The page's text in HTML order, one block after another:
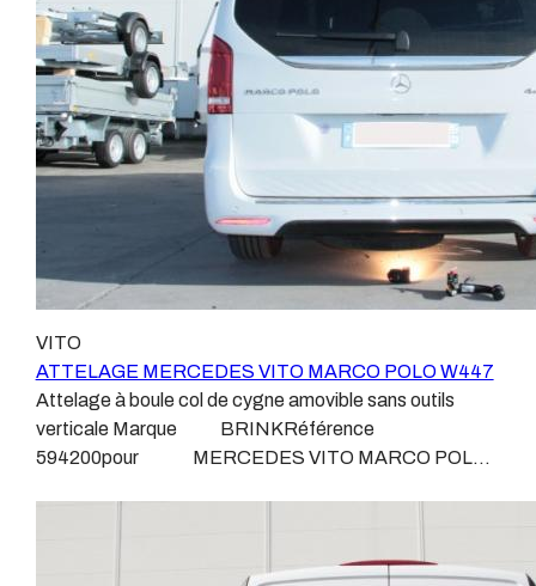
VITO
ATTELAGE MERCEDES VITO MARCO POLO W447
Attelage à boule col de cygne amovible sans outils
verticale Marque BRINKRéférence
594200pour MERCEDES VITO MARCO POLO
Anhängerkupplung MERCEDES VITO MARCO POLO